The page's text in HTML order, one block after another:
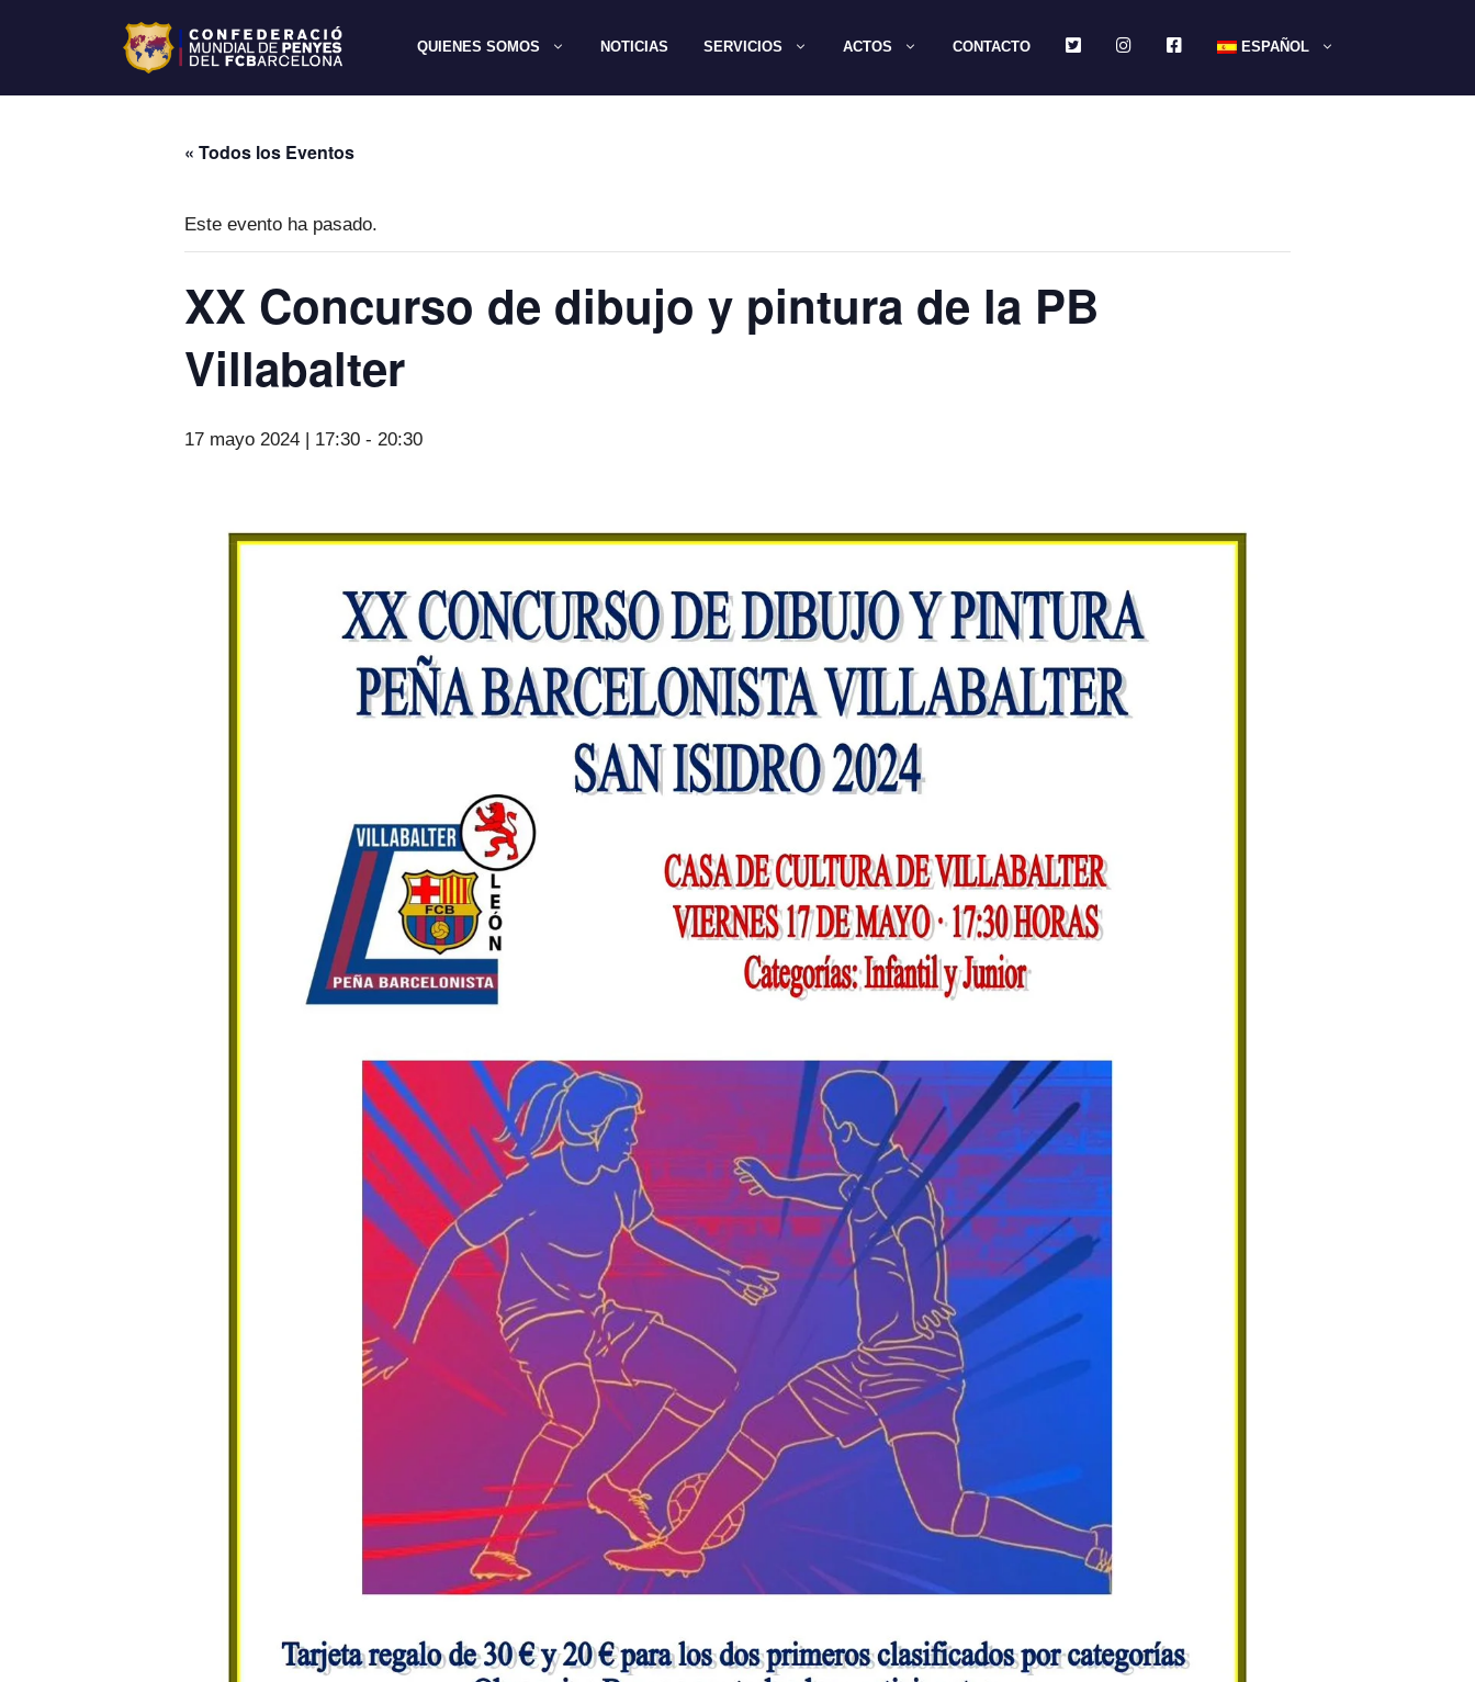
QUIENES SOMOS NOTICIAS SERVICIOS ACTOS CONTACTO TWITTERINSTAGRAMFACEBOOKESPAÑOL
« Todos los Eventos
Este evento ha pasado.
XX Concurso de dibujo y pintura de la PB
Villabalter
17 mayo 2024 | 17:30 - 20:30